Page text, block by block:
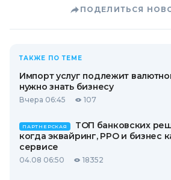
ПОДЕЛИТЬСЯ
ТАКЖЕ ПО ТЕМЕ
Импорт услуг подлежит
нужно знать бизнесу
Вчера 06:45 107
ПАРТНЕРСКАЯ
ТОП банковских
когда эквайринг, РРО и бизнес
сервисе
04.08 06:50 18352